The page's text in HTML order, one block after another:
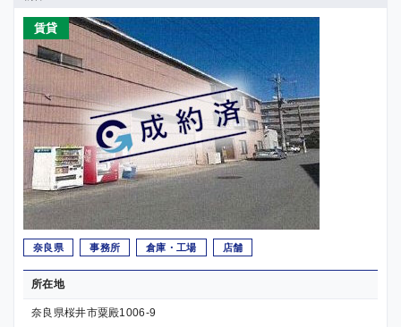
賃貸
奈良県 事務所 倉庫・工場 店舗
所在地
奈良県桜井市粟殿1006-9